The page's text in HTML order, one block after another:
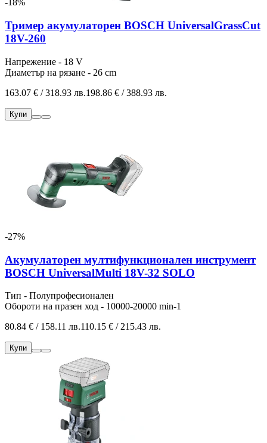
-18%
Тример акумулаторен BOSCH UniversalGrassCut
18V-260
Напрежение - 18 V
Диаметър на рязане - 26 cm
163.07 € / 318.93 лв.198.86 € / 388.93 лв.
Купи
-27%
Акумулаторен мултифункционален инструмент
BOSCH UniversalMulti 18V-32 SOLO
Тип - Полупрофесионален
Обороти на празен ход - 10000-20000 min-1
80.84 € / 158.11 лв.110.15 € / 215.43 лв.
Купи